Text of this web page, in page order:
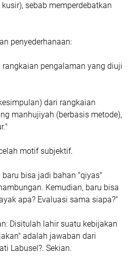
sebab memperdebatkan
penyederhanaan:
pengalaman yang diuji
dari rangkaian
manhujiyah (berbasis metode),
motif subjektif.
bisa jadi bahan "qiyas"
Kemudian, baru bisa
apa? Evaluasi sama siapa?"
Disitulah lahir suatu kebijakan
adalah jawaban dari
Labusel?. Sekian.